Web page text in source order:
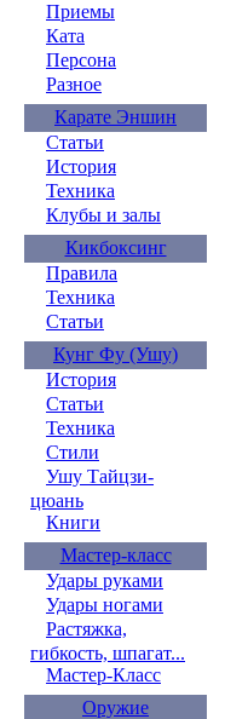
Приемы
Ката
Персона
Разное
Карате Эншин
Статьи
История
Техника
Клубы и залы
Кикбоксинг
Правила
Техника
Статьи
Кунг Фу (Ушу)
История
Статьи
Техника
Стили
Ушу Тайцзи-
цюань
Книги
Мастер-класс
Удары руками
Удары ногами
Растяжка,
гибкость, шпагат...
Мастер-Класс
Оружие